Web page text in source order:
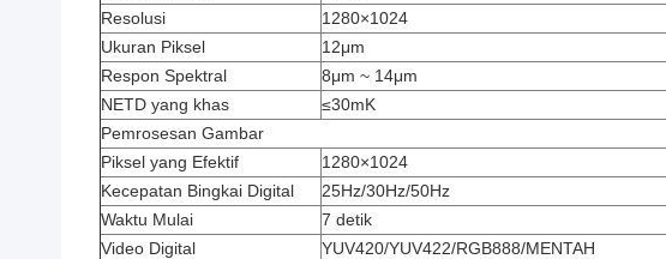
Resolusi
1280×1024
Ukuran Piksel
12μm
Respon Spektral
8μm ~ 14μm
NETD yang khas
≤30mK
Pemrosesan Gambar
Piksel yang Efektif
1280×1024
Kecepatan Bingkai Digital
25Hz/30Hz/50Hz
Waktu Mulai
7 detik
Video Digital
YUV420/YUV422/RGB888/MENTAH